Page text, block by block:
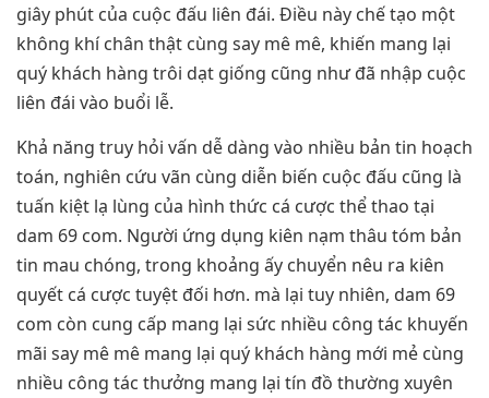
giây phút của cuộc đấu liên đái. Điều này chế tạo một
không khí chân thật cùng say mê mê, khiến mang lại
quý khách hàng trôi dạt giống cũng như đã nhập cuộc
liên đái vào buổi lễ.
Khả năng truy hỏi vấn dễ dàng vào nhiều bản tin hoạch
toán, nghiên cứu vãn cùng diễn biến cuộc đấu cũng là
tuấn kiệt lạ lùng của hình thức cá cược thể thao tại
dam 69 com. Người ứng dụng kiên nạm thâu tóm bản
tin mau chóng, trong khoảng ấy chuyển nêu ra kiên
quyết cá cược tuyệt đối hơn. mà lại tuy nhiên, dam 69
com còn cung cấp mang lại sức nhiều công tác khuyến
mãi say mê mê mang lại quý khách hàng mới mẻ cùng
nhiều công tác thưởng mang lại tín đồ thường xuyên